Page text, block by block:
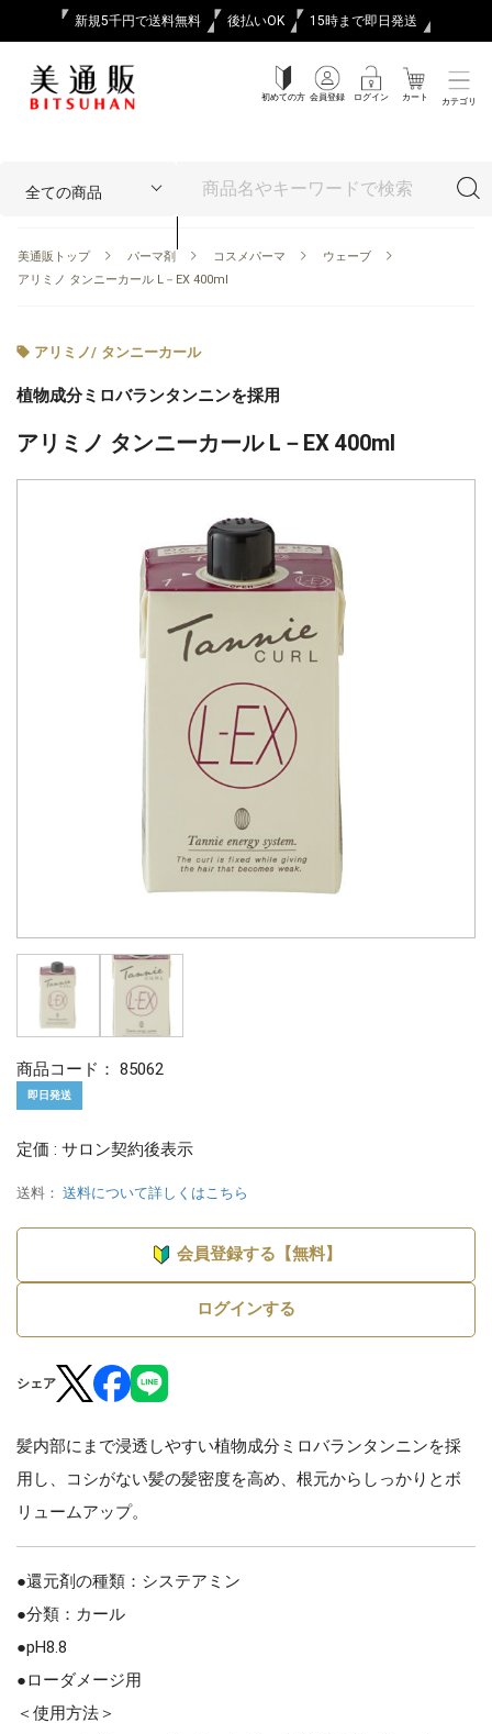
新規5千円で送料無料 後払いOK 15時まで即日発送
初めての方 会員登録 ログイン カート カテゴリ
美通販トップ パーマ剤 コスメパーマ
ウェーブ
アリミノ タンニーカール L－EX 400ml
アリミノ/ タンニーカール
植物成分ミロバランタンニンを採用
アリミノ タンニーカール L－EX 400ml
商品コード： 85062
即日発送
定価 : サロン契約後表示
送料： 送料について詳しくはこちら
会員登録する【無料】
ログインする
シェア
髪内部にまで浸透しやすい植物成分ミロバランタンニンを採
用し、コシがない髪の髪密度を高め、根元からしっかりとボ
リュームアップ。
●還元剤の種類：システアミン
●分類：カール
●pH8.8
●ローダメージ用
＜使用方法＞